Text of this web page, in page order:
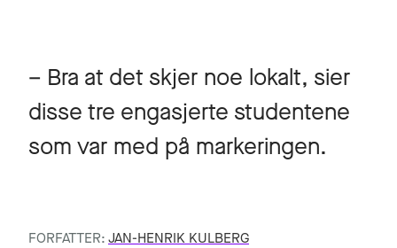
– Bra at det skjer noe lokalt, sier
disse tre engasjerte studentene
som var med på markeringen.
FORFATTER:JAN-HENRIK KULBERG